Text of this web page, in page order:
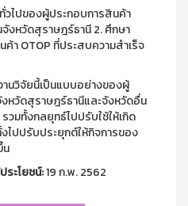
วไปของผู้ประกอบการสินค้า
จังหวัดสุราษฎร์ธานี 2. ศึกษา
า OTOP ที่ประสบความสำเร็จ
านวิจัยนี้เป็นแบบอย่างของผู้
หวัดสุราษฎร์ธานีและจังหวัดอื่น
วมทั้งกลยุทธ์ไปปรับใช้ให้เกิด
ไปปรับประยุกต์ให้กิจการของ
น
ระโยชน์:19 ก.พ. 2562